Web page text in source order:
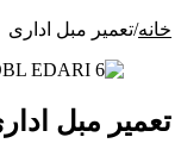
خانه/تعمیر مبل اداری
تعمیر مبل